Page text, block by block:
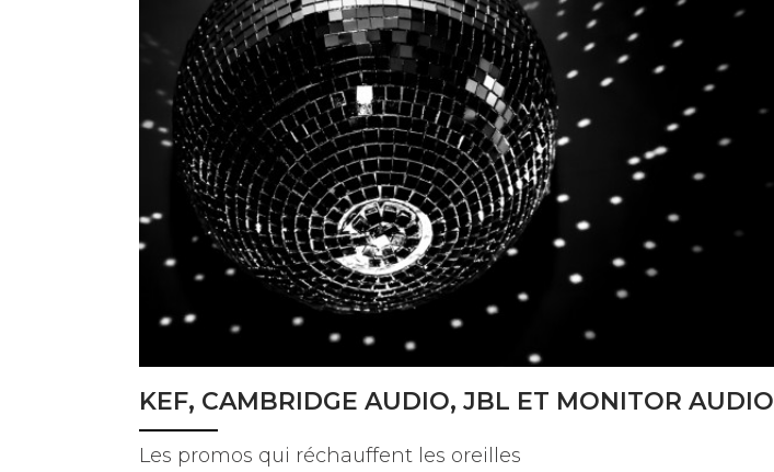
KEF, CAMBRIDGE AUDIO, JBL ET MONITOR AUDIO
Les promos qui réchauffent les oreilles